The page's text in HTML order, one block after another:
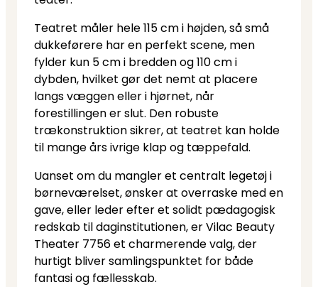
Teatret måler hele 115 cm i højden, så små
dukkeførere har en perfekt scene, men
fylder kun 5 cm i bredden og 110 cm i
dybden, hvilket gør det nemt at placere
langs væggen eller i hjørnet, når
forestillingen er slut. Den robuste
trækonstruktion sikrer, at teatret kan holde
til mange års ivrige klap og tæppefald.
Uanset om du mangler et centralt legetøj i
børneværelset, ønsker at overraske med en
gave, eller leder efter et solidt pædagogisk
redskab til daginstitutionen, er Vilac Beauty
Theater 7756 et charmerende valg, der
hurtigt bliver samlingspunktet for både
fantasi og fællesskab.